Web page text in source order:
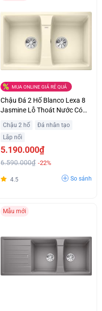
MUA ONLINE GIÁ RẺ QUÁ
Chậu Đá 2 Hố Blanco Lexa 8
Jasmine Lỗ Thoát Nước Có
Thể Tháo Rời Ưu Đãi Tốt
Chậu 2 hố
Đá nhân tạo
Lắp nổi
5.190.000₫
6.590.000₫ -22%
4.5 So sánh
Mẫu mới